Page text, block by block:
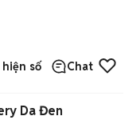
hiện số Chat
Da Đen